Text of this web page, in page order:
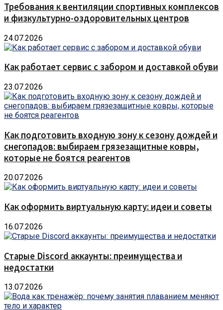
Требования к вентиляции спортивных комплексов
и физкультурно-оздоровительных центров
24.07.2026
Как работает сервис с забором и доставкой обуви
23.07.2026
Как подготовить входную зону к сезону дождей и
снегопадов: выбираем грязезащитные ковры,
которые не боятся реагентов
20.07.2026
Как оформить виртуальную карту: идеи и советы
16.07.2026
Старые Discord аккаунты: преимущества и
недостатки
13.07.2026